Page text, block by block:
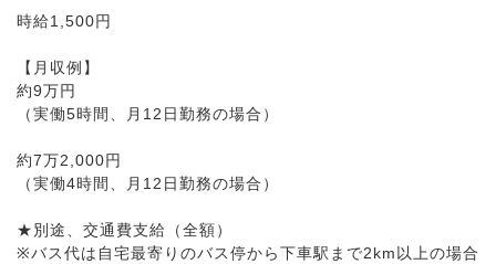
時給1,500円
【月収例】
約9万円
（実働5時間、月12日勤務の場合）
約7万2,000円
（実働4時間、月12日勤務の場合）
★別途、交通費支給（全額）
※バス代は自宅最寄りのバス停から下車駅まで2km以上の場合